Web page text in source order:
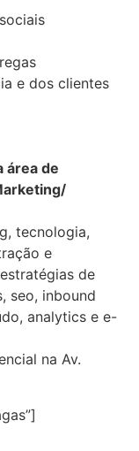
e dos clientes
área de
tecnologia,
e
de
seo, inbound
analytics e e-
na Av.